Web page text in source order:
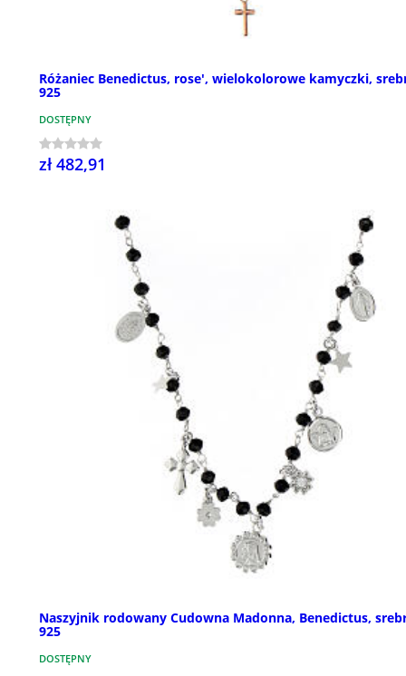
Różaniec Benedictus, rose', wielokolorowe kamyczki,
925
DOSTĘPNY
zł 482,91
Naszyjnik rodowany Cudowna Madonna, Benedictus,
925
DOSTĘPNY